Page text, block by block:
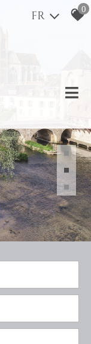
FR 0